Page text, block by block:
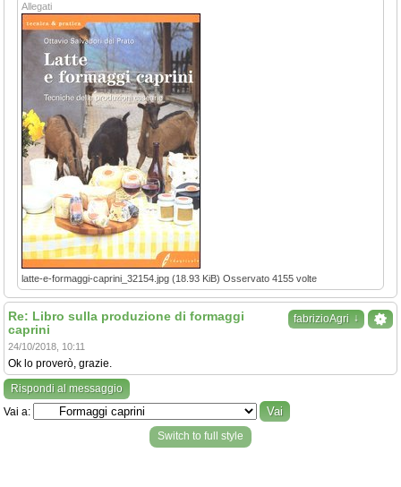
Allegati
latte-e-formaggi-caprini_32154.jpg (18.93 KiB) Osservato 4155 volte
fabrizioAgri ↓
Re: Libro sulla produzione di formaggi
caprini
24/10/2018, 10:11
Ok lo proverò, grazie.
Rispondi al messaggio
Vai a:
Switch to full style